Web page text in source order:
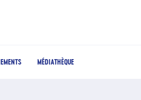
MÉDIATHÈQUE